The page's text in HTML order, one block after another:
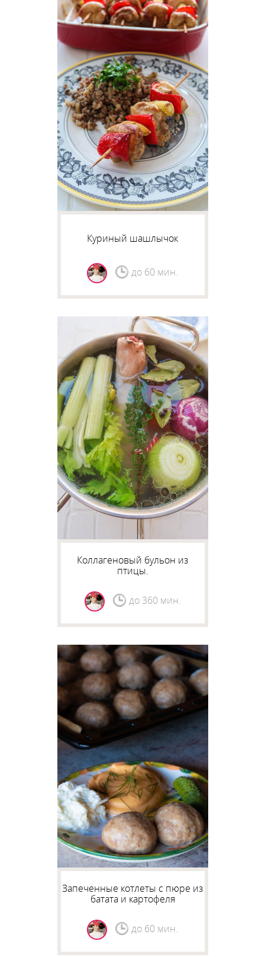
Куриный шашлычок
до 60 мин.
Коллагеновый бульон из
птицы.
до 360 мин.
Запеченные котлеты с пюре из
батата и картофеля
до 60 мин.